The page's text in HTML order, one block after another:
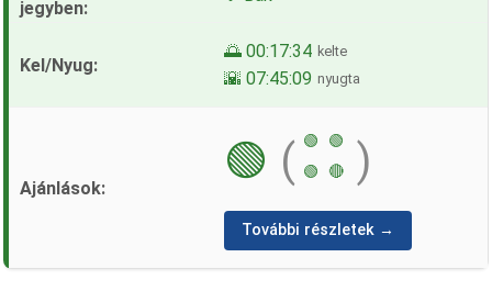
🌅 00:17:34 kelte
🌇 07:45:09 nyugta
🟢 ( 🟢
🟢
🟢
🔴 )
További részletek →